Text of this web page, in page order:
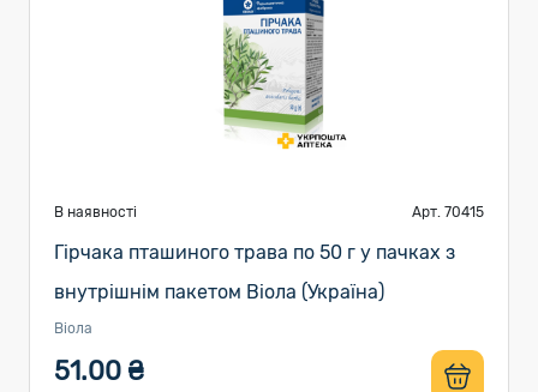
В наявності Арт. 70415
Гірчака пташиного трава по 50 г у пачках з
внутрішнім пакетом Віола (Україна)
Віола
51.00 ₴